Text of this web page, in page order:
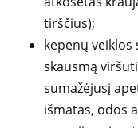
tirščius);
kepenų
skausmą
sumažėjusį
išmatas, odos